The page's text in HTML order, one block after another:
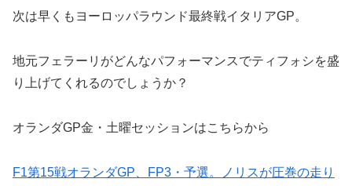
次は早くもヨーロッパラウンド最終戦イタリアGP。
地元フェラーリがどんなパフォーマンスでティフォシを盛
り上げてくれるのでしょうか？
オランダGP金・土曜セッションはこちらから
F1第15戦オランダGP、FP3・予選。ノリスが圧巻の走り